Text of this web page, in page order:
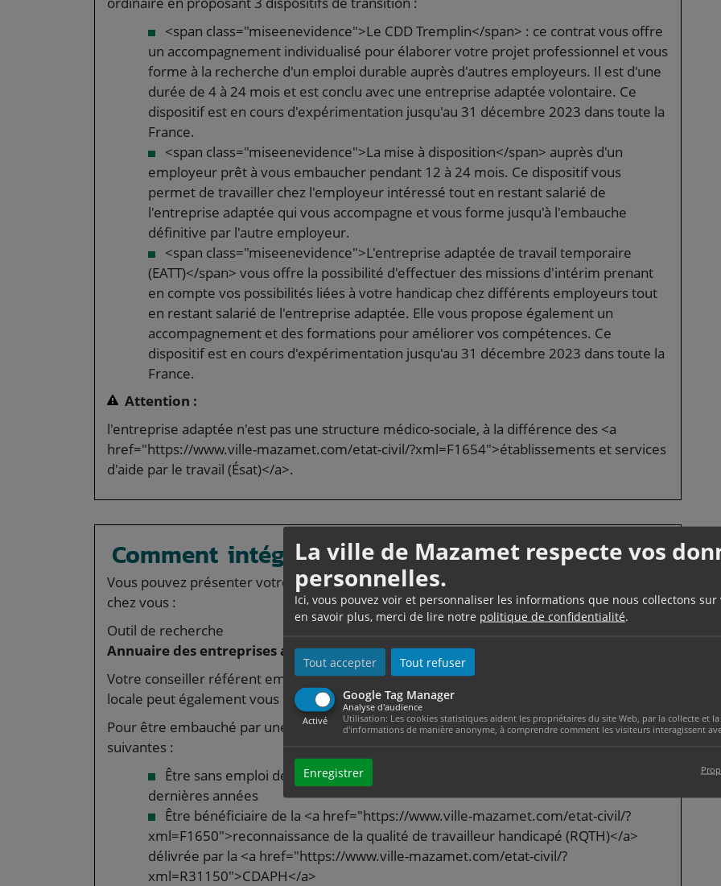
La ville de Mazamet respecte vos
personnelles.
Ici, vous pouvez voir et personnaliser les informations que nous collectons
en savoir plus, merci de lire notre politique de confidentialité.
Tout accepter Tout refuser
Google Tag Manager
Activé
Analyse d'audience
Utilisation: Les cookies statistiques aident les propriétaires du site Web, par la collecte et
d'informations de manière anonyme, à comprendre comment les visiteurs interagissent
Enregistrer
<span class="miseenevidence">Le CDD Tremplin</span> : ce contrat vous offre
un accompagnement individualisé pour élaborer votre projet professionnel et vous
forme à la recherche d'un emploi durable auprès d'autres employeurs. Il est d'une
durée de 4 à 24 mois et est conclu avec une entreprise adaptée volontaire. Ce
dispositif est en cours d'expérimentation jusqu'au 31 décembre 2023 dans toute la
France.
<span class="miseenevidence">La mise à disposition</span> auprès d'un
employeur prêt à vous embaucher pendant 12 à 24 mois. Ce dispositif vous
permet de travailler chez l'employeur intéressé tout en restant salarié de
l'entreprise adaptée qui vous accompagne et vous forme jusqu'à l'embauche
définitive par l'autre employeur.
<span class="miseenevidence">L'entreprise adaptée de travail temporaire
(EATT)</span> vous offre la possibilité d'effectuer des missions d'intérim prenant
en compte vos possibilités liées à votre handicap chez différents employeurs tout
en restant salarié de l'entreprise adaptée. Elle vous propose également un
accompagnement et des formations pour améliorer vos compétences. Ce
dispositif est en cours d'expérimentation jusqu'au 31 décembre 2023 dans toute la
France.
Attention :
l'entreprise adaptée n'est pas une structure médico-sociale, à la différence des <a
href="https://www.ville-mazamet.com/etat-civil/?xml=F1654">établissements et services
d'aide par le travail (Ésat)</a>.
Comment intégrer une entreprise adaptée ?
Vous pouvez présenter votre candidature directement à une entreprise adaptée près de
chez vous :
Outil de recherche
Annuaire des entreprises adaptées
Votre conseiller référent emploi de Pôle emploi ou d'un Cap emploi ou d'une mission
locale peut également vous proposer à une entreprise adaptée.
Pour être embauché par une entreprise adaptée, vous devez remplir les 2 conditions
suivantes :
Être sans emploi depuis au moins 2 ans continus ou discontinus dans les 4
dernières années
Être bénéficiaire de la <a href="https://www.ville-mazamet.com/etat-civil/?
xml=F1650">reconnaissance de la qualité de travailleur handicapé (RQTH)</a>
délivrée par la <a href="https://www.ville-mazamet.com/etat-civil/?
xml=R31150">CDAPH</a>